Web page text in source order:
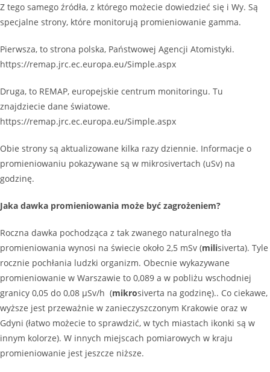
Z tego samego źródła, z którego możecie dowiedzieć się i Wy. Są
specjalne strony, które monitorują promieniowanie gamma.
Pierwsza, to strona polska, Państwowej Agencji Atomistyki.
https://remap.jrc.ec.europa.eu/Simple.aspx
Druga, to REMAP, europejskie centrum monitoringu. Tu
znajdziecie dane światowe.
https://remap.jrc.ec.europa.eu/Simple.aspx
Obie strony są aktualizowane kilka razy dziennie. Informacje o
promieniowaniu pokazywane są w mikrosivertach (uSv) na
godzinę.
Jaka dawka promieniowania może być zagrożeniem?
Roczna dawka pochodząca z tak zwanego naturalnego tła
promieniowania wynosi na świecie około 2,5 mSv (milisiverta). Tyle
rocznie pochłania ludzki organizm. Obecnie wykazywane
promieniowanie w Warszawie to 0,089 a w pobliżu wschodniej
granicy 0,05 do 0,08 μSv/h (mikrosiverta na godzinę).. Co ciekawe,
wyższe jest przeważnie w zanieczyszczonym Krakowie oraz w
Gdyni (łatwo możecie to sprawdzić, w tych miastach ikonki są w
innym kolorze). W innych miejscach pomiarowych w kraju
promieniowanie jest jeszcze niższe.